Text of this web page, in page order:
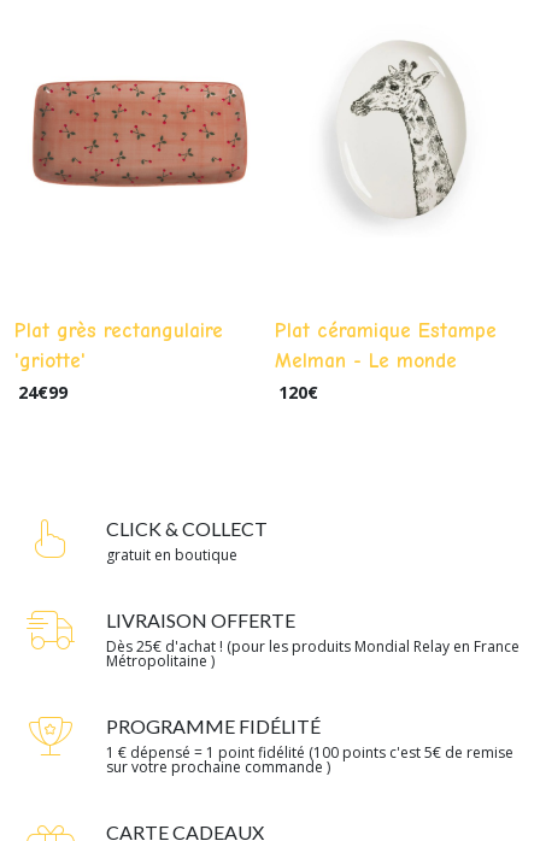
Plat grès rectangulaire
'griotte'
24€99
Plat céramique Estampe
Melman - Le monde
sauvage
120€
CLICK & COLLECT
gratuit en boutique
LIVRAISON OFFERTE
Dès 25€ d'achat ! (pour les produits Mondial Relay en France
Métropolitaine )
PROGRAMME FIDÉLITÉ
1 € dépensé = 1 point fidélité (100 points c'est 5€ de remise
sur votre prochaine commande )
CARTE CADEAUX